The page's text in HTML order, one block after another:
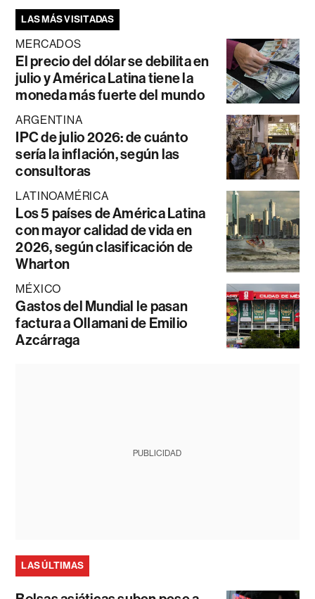
LAS MÁS VISITADAS
MERCADOS
El precio del dólar se debilita en
julio y América Latina tiene la
moneda más fuerte del mundo
ARGENTINA
IPC de julio 2026: de cuánto
sería la inflación, según las
consultoras
LATINOAMÉRICA
Los 5 países de América Latina
con mayor calidad de vida en
2026, según clasificación de
Wharton
MÉXICO
Gastos del Mundial le pasan
factura a Ollamani de Emilio
Azcárraga
PUBLICIDAD
LAS ÚLTIMAS